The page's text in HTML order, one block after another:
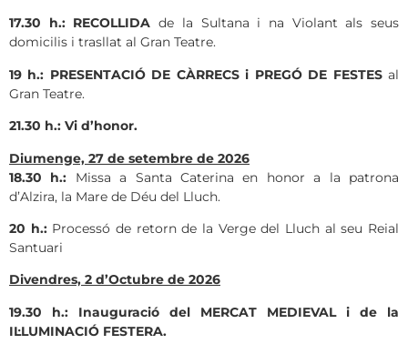
17.30 h.: RECOLLIDA de la Sultana i na Violant als seus
domicilis i trasllat al Gran Teatre.
19 h.: PRESENTACIÓ DE CÀRRECS i PREGÓ DE FESTES al
Gran Teatre.
21.30 h.: Vi d’honor.
Diumenge, 27 de setembre de 2026
18.30 h.: Missa a Santa Caterina en honor a la patrona
d’Alzira, la Mare de Déu del Lluch.
20 h.: Processó de retorn de la Verge del Lluch al seu Reial
Santuari
Divendres, 2 d’Octubre de 2026
19.30 h.: Inauguració del MERCAT MEDIEVAL i de la
IL·LUMINACIÓ FESTERA.